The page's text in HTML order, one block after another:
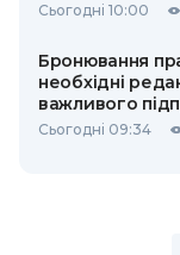
Сьогодні 10:00
Бронювання
необхідні
важливого
Сьогодні 09:34